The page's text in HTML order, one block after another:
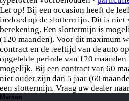
Let op! Bij een occasion heeft de
invloed op de slottermijn. Dit is niet
berekening. Een slottermijn is
(120 maanden). Voor dit maximum
contract en de leeftijd van de auto
opgetelde periode van 120
mogelijk. Bij een contract van 60
niet ouder zijn dan 5 jaar (60
een slottermijn. Vraag uw dealer
Merken